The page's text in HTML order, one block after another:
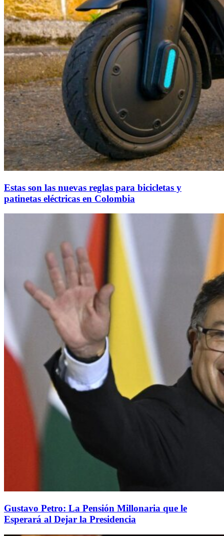
Estas son las nuevas reglas para bicicletas y
patinetas eléctricas en Colombia
Gustavo Petro: La Pensión Millonaria que le
Esperará al Dejar la Presidencia